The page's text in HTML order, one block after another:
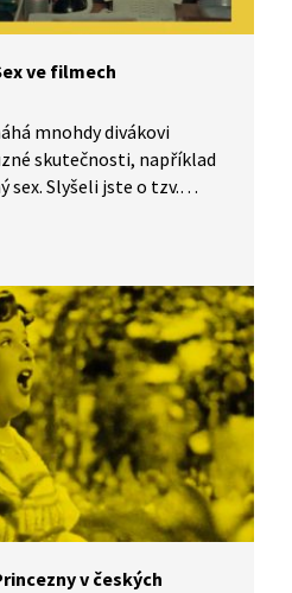
ve filmech
mnohdy divákovi
skutečnosti, například
sex. Slyšeli jste o tzv.
v českých